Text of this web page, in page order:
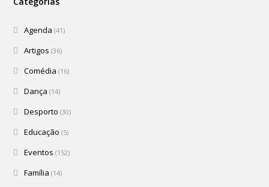
Agenda (41)
Artigos (36)
Comédia (16)
Dança (14)
Desporto (30)
Educação (5)
Eventos (152)
Família (14)